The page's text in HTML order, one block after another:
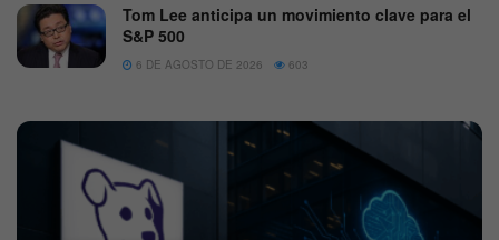
Tom Lee anticipa un movimiento clave para el
S&P 500
6 DE AGOSTO DE 2026 603